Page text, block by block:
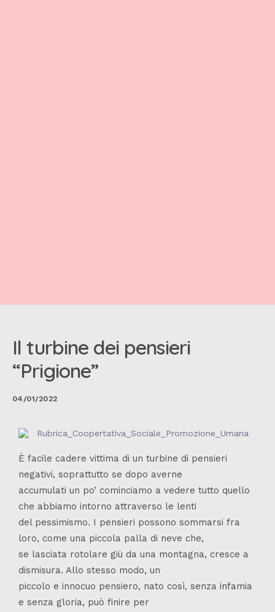
Il turbine dei pensieri
“Prigione”
04/01/2022
È facile cadere vittima di un turbine di pensieri
negativi, soprattutto se dopo averne
accumulati un po’ cominciamo a vedere tutto quello
che abbiamo intorno attraverso le lenti
del pessimismo. I pensieri possono sommarsi fra
loro, come una piccola palla di neve che,
se lasciata rotolare giù da una montagna, cresce a
dismisura. Allo stesso modo, un
piccolo e innocuo pensiero, nato così, senza infamia
e senza gloria, può finire per